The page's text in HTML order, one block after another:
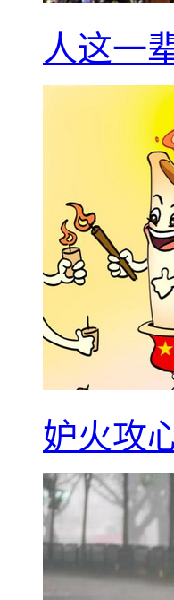
人这一
妒火攻